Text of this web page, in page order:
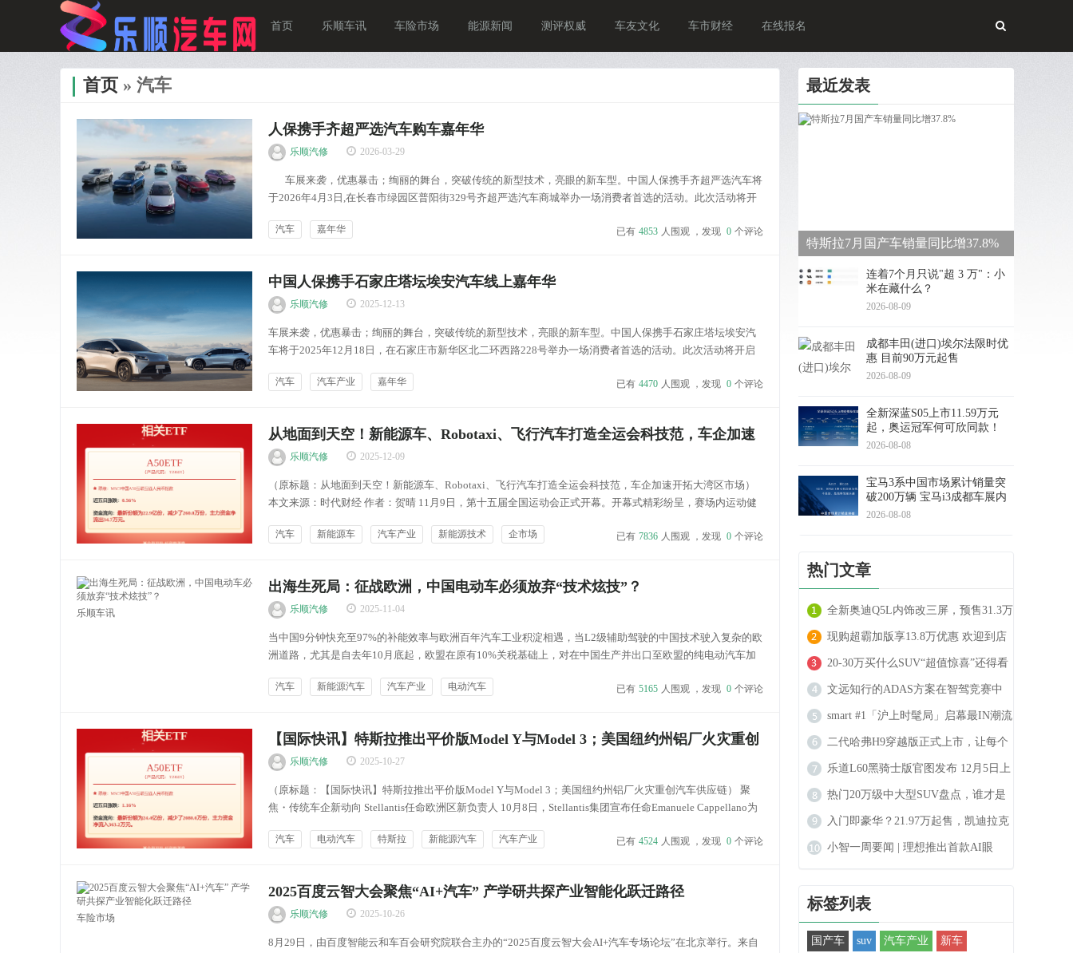
首页 乐顺车讯 车险市场 能源新闻 测评权威 车友文化 车市财经 在线报名
首页» 汽车
人保携手齐超严选汽车购车嘉年华
乐顺汽修 2026-03-29
车展来袭，优惠暴击；绚丽的舞台，突破传统的新型技术，亮眼的新车型。中国人保携手齐超严选汽车将
于2026年4月3日,在长春市绿园区普阳街329号齐超严选汽车商城举办一场消费者首选的活动。此次活动将开
汽车 嘉年华 已有 4853 人围观 ，发现 0 个评论
中国人保携手石家庄塔坛埃安汽车线上嘉年华
乐顺汽修 2025-12-13
车展来袭，优惠暴击；绚丽的舞台，突破传统的新型技术，亮眼的新车型。中国人保携手石家庄塔坛埃安汽
车将于2025年12月18日，在石家庄市新华区北二环西路228号举办一场消费者首选的活动。此次活动将开启
的车型，还是满足家庭和工作需要想购买一款适合平时出行的车...
汽车 汽车产业 嘉年华 已有 4470 人围观 ，发现 0 个评论
从地面到天空！新能源车、Robotaxi、飞行汽车打造全运会科技范，车企加速
开拓大湾区市场
乐顺汽修 2025-12-09
（原标题：从地面到天空！新能源车、Robotaxi、飞行汽车打造全运会科技范，车企加速开拓大湾区市场）
本文来源：时代财经 作者：贺晴 11月9日，第十五届全国运动会正式开幕。开幕式精彩纷呈，赛场内运动健
上低空飞行拼图，从地面到天空，共同打造全场景智慧出行...
汽车 新能源车 汽车产业 新能源技术 企市场 已有 7836 人围观 ，发现 0 个评论
乐顺车讯
出海生死局：征战欧洲，中国电动车必须放弃“技术炫技”？
乐顺汽修 2025-11-04
当中国9分钟快充至97%的补能效率与欧洲百年汽车工业积淀相遇，当L2级辅助驾驶的中国技术驶入复杂的欧
洲道路，尤其是自去年10月底起，欧盟在原有10%关税基础上，对在中国生产并出口至欧盟的纯电动汽车加
靠贸易出口的盈利模式难以为继，也让中国车企意识到，必须从根...
汽车 新能源汽车 汽车产业 电动汽车 已有 5165 人围观 ，发现 0 个评论
【国际快讯】特斯拉推出平价版Model Y与Model 3；美国纽约州铝厂火灾重创
汽车供应链
乐顺汽修 2025-10-27
（原标题：【国际快讯】特斯拉推出平价版Model Y与Model 3；美国纽约州铝厂火灾重创汽车供应链） 聚
焦・传统车企新动向 Stellantis任命欧洲区新负责人 10月8日，Stellantis集团宣布任命Emanuele Cappellano为
汽车 电动汽车 特斯拉 新能源汽车 汽车产业 已有 4524 人围观 ，发现 0 个评论
车险市场
2025百度云智大会聚焦“AI+汽车” 产学研共探产业智能化跃迁路径
乐顺汽修 2025-10-26
8月29日，由百度智能云和车百会研究院联合主办的“2025百度云智大会AI+汽车专场论坛”在北京举行。来自
最近发表
特斯拉7月国产车销量同比增37.8%
连着7个月只说"超 3 万"：小
米在藏什么？
2026-08-09
成都丰田(进口)埃尔法限时优
惠 目前90万元起售
2026-08-09
全新深蓝S05上市11.59万元
起，奥运冠军何可欣同款！
2026-08-08
宝马3系中国市场累计销量突
破200万辆 宝马i3成都车展内
饰首发
2026-08-08
热门文章
全新奥迪Q5L内饰改三屏，预售31.3万
起
现购超霸加版享13.8万优惠 欢迎到店
试驾
20-30万买什么SUV“超值惊喜”还得看
沃尔沃XC70
文远知行的ADAS方案在智驾竞赛中
拔得头筹，再获广汽合作
smart #1「沪上时髦局」启幕最IN潮流
秀场登陆上海
二代哈弗H9穿越版正式上市，让每个
人都能实现穿越的梦想
乐道L60黑骑士版官图发布 12月5日上
市 限量666台
热门20万级中大型SUV盘点，谁才是
最合适的选择？
入门即豪华？21.97万起售，凯迪拉克
GT4怎么样
小智一周要闻 | 理想推出首款AI眼
标签列表
国产车 suv 汽车产业 新车